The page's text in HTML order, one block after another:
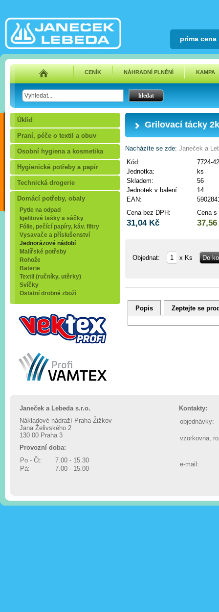
prima cena
CENÍK NÁHRADNÍ PLNĚNÍ KAMPA
Úklid
Praní, péče o textil a obuv
Osobní hygiena a kosmetika
Hygienické potřeby a papír
Technická drogerie
Domácí potřeby, obaly
Pytle na odpad
Igelitové tašky a sáčky
Fólie, pečící papíry, káv. filtry
Vysavače a příslušenství
Jednorázové nádobí
Malířské potřeby
Rohože
Baterie
Textil (ručníky, utěrky)
Svíčky
Ostatní drobné zboží
Grilovací tácky
Nacházíte se zde: Janeček a
Kód:
7724-42
Jednotka:
ks
Skladem:
56
Jednotek v balení:
14
EAN:
Cena bez DPH:
Cena s
31,04 Kč
Objednat: x Ks
Popis Zeptejte se
Janeček a Lebeda s.r.o.
Nákladové nádraží Praha Žižkov
Jana Želivského 2
130 00 Praha 3
Provozní doba:
Po - Čt:
7.00 - 15.30
Pá:
7.00 - 15.00
Kontakty:
objednávky:
vzorkovna,
e-mail: